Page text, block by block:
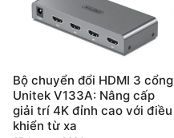
Bộ chuyển đổi HDMI 3 cổng
Unitek V133A: Nâng cấp
giải trí 4K đỉnh cao với điều
khiển từ xa